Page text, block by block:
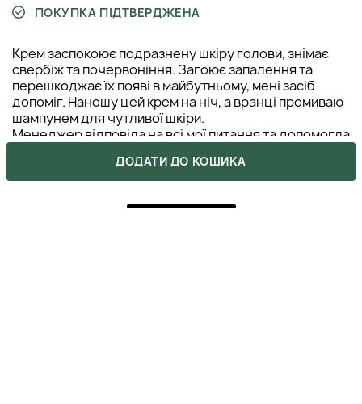
ПОКУПКА ПІДТВЕРДЖЕНА
Крем заспокоює подразнену шкіру голови, знімає
свербіж та почервоніння. Загоює запалення та
перешкоджає їх появі в майбутньому, мені засіб
допоміг. Наношу цей крем на ніч, а вранці промиваю
шампунем для чутливої шкіри.
Менеджер відповіла на всі мої питання та допомогла
ЛЕСЯ
ДОДАТИ ДО КОШИКА